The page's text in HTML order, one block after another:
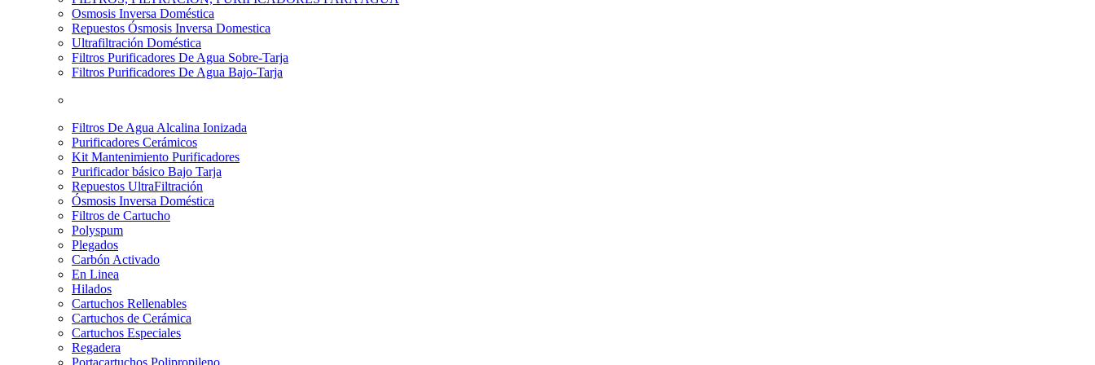
Osmosis Inversa Doméstica
Repuestos Ósmosis Inversa Domestica
Ultrafiltración Doméstica
Filtros Purificadores De Agua Sobre-Tarja
Filtros Purificadores De Agua Bajo-Tarja
Filtros De Agua Alcalina Ionizada
Purificadores Cerámicos
Kit Mantenimiento Purificadores
Purificador básico Bajo Tarja
Repuestos UltraFiltración
Ósmosis Inversa Doméstica
Filtros de Cartucho
Polyspum
Plegados
Carbón Activado
En Linea
Hilados
Cartuchos Rellenables
Cartuchos de Cerámica
Cartuchos Especiales
Regadera
Portacartuchos Polipropileno